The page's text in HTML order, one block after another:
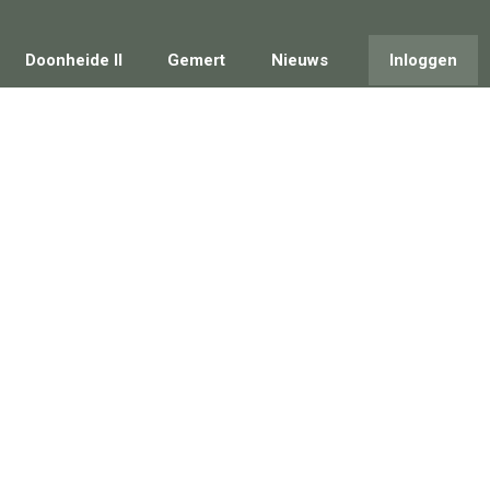
Doonheide II Gemert Nieuws Inloggen